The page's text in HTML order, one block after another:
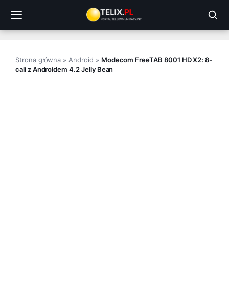
treści
Strona główna » Android » Modecom FreeTAB 8001 HD X2: 8-
cali z Androidem 4.2 Jelly Bean